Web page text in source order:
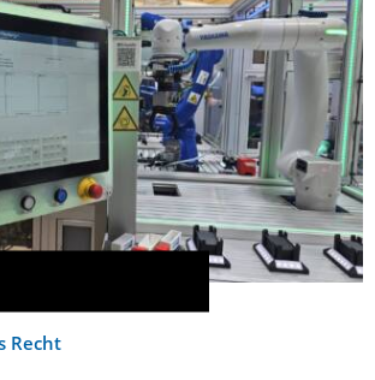
Recht